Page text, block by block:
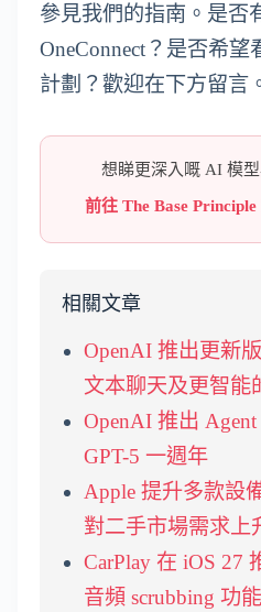
參見我們的指南。是否
OneConnect？是否希
計劃？歡迎在下方留言
想睇更深入嘅 AI 模
前往 The Base
相關文章
OpenAI 推出更新
文本聊天及更智能
OpenAI 推出
GPT-5 一週年
Apple 提升多款設
對二手市場需求上
CarPlay 在 iOS 27
音頻 scrubbing 功